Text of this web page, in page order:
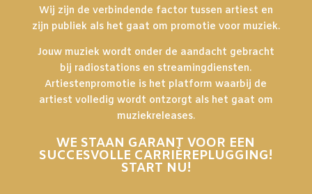
Wij zijn de verbindende factor tussen artiest en
zijn publiek als het gaat om promotie voor muziek.
Jouw muziek wordt onder de aandacht gebracht
bij radiostations en streamingdiensten.
Artiestenpromotie is het platform waarbij de
artiest volledig wordt ontzorgt als het gaat om
muziekreleases.
WE STAAN GARANT VOOR EEN
SUCCESVOLLE CARRIÈREPLUGGING!
START NU!